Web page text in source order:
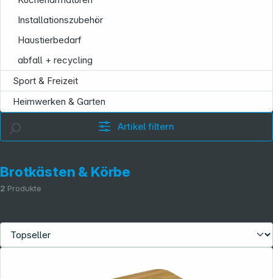
Installationszubehör
Haustierbedarf
abfall + recycling
Sport & Freizeit
Heimwerken & Garten
Artikel filtern
Brotkästen & Körbe
2 Produkte